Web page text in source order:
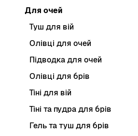
Для очей
Туш для вій
Олівці для очей
Підводка для очей
Олівці для брів
Тіні для вій
Тіні та пудра для брів
Гель та туш для брів